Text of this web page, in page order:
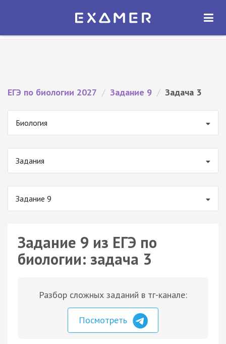
Экзамер — ЕГЭ 2027
ОТКРЫТЬ
ЕГЭ по биологии 2027 / Задание 9 / Задача 3
Биология
Задания
Задание 9
Задание 9 из ЕГЭ по
биологии: задача 3
Разбор сложных заданий в тг-канале:
Посмотреть